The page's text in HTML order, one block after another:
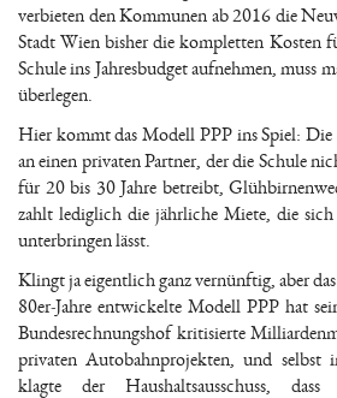
verbieten den Kommunen ab 2016 die
Stadt Wien bisher die kompletten Kosten
Schule ins Jahresbudget aufnehmen, muss
überlegen.
Hier kommt das Modell PPP ins Spiel:
an einen privaten Partner, der die Schule
für 20 bis 30 Jahre betreibt,
zahlt lediglich die jährliche Miete, die sich
unterbringen lässt.
Klingt ja eigentlich ganz vernünftig, aber
80er-Jahre entwickelte Modell PPP hat
Bundesrechnungshof kritisierte
privaten Autobahnprojekten, und selbst
klagte der Haushaltsausschuss,